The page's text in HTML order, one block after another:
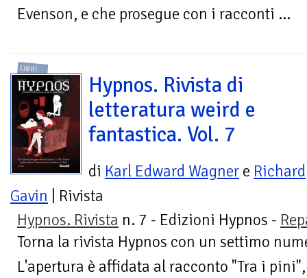
Evenson, e che prosegue con i racconti ...
LIBRI
Hypnos. Rivista di
letteratura weird e
fantastica. Vol. 7
di Karl Edward Wagner e Richard
Gavin | Rivista
Hypnos. Rivista n. 7 - Edizioni Hypnos -
Torna la rivista Hypnos con un settimo
L'apertura è affidata al racconto "Tra i